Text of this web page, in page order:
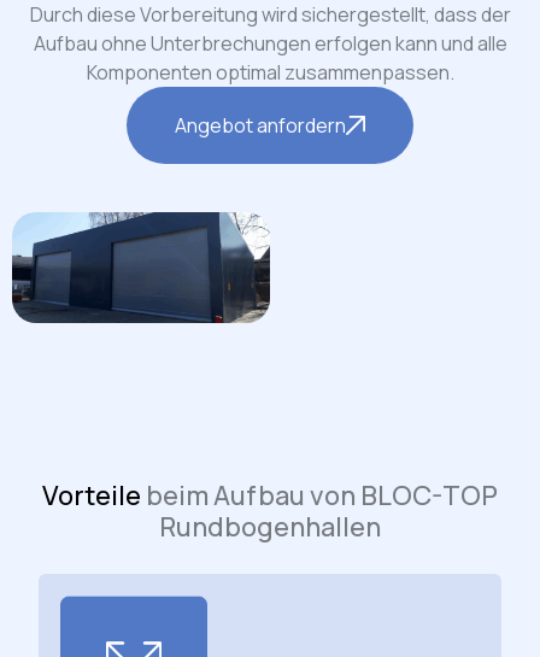
Durch diese Vorbereitung wird sichergestellt, dass der
Aufbau ohne Unterbrechungen erfolgen kann und alle
Komponenten optimal zusammenpassen.
Angebot anfordern
Vorteile beim Aufbau von BLOC-TOP
Rundbogenhallen